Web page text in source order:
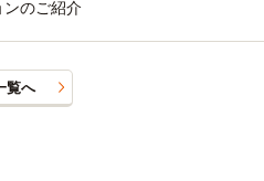
ンのご紹介
覧へ